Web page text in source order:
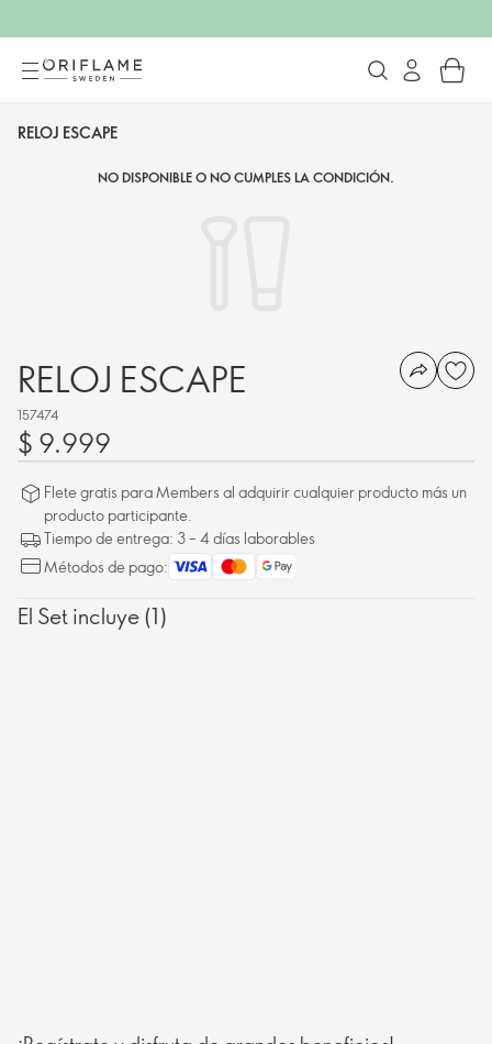
RELOJ ESCAPE
NO DISPONIBLE O NO CUMPLES LA CONDICIÓN.
RELOJ ESCAPE
157474
$ 9.999
Flete gratis para Members al adquirir cualquier producto más un
producto participante.
Tiempo de entrega: 3 – 4 días laborables
Métodos de pago:
El Set incluye (1)